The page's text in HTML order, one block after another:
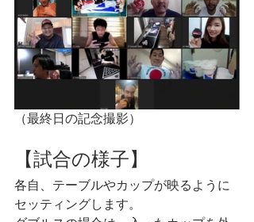
（最終日の記念撮影）
【試合の様子】
各自、テーブルやカップが映るように
セッティングします。